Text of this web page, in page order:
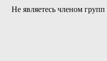
Не являетесь членом групп